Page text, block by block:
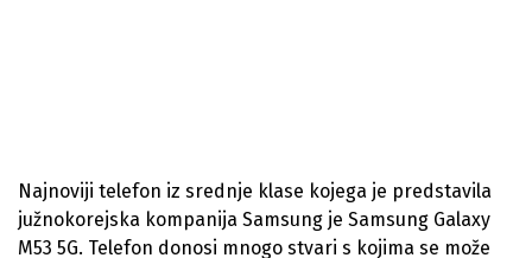
Najnoviji telefon iz srednje klase kojega je predstavila
južnokorejska kompanija Samsung je Samsung Galaxy
M53 5G. Telefon donosi mnogo stvari s kojima se može